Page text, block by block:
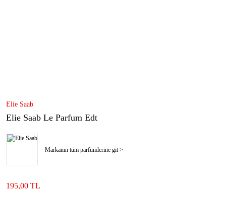
Elie Saab
Elie Saab Le Parfum Edt
Markanın tüm parfümlerine git >
195,00 TL